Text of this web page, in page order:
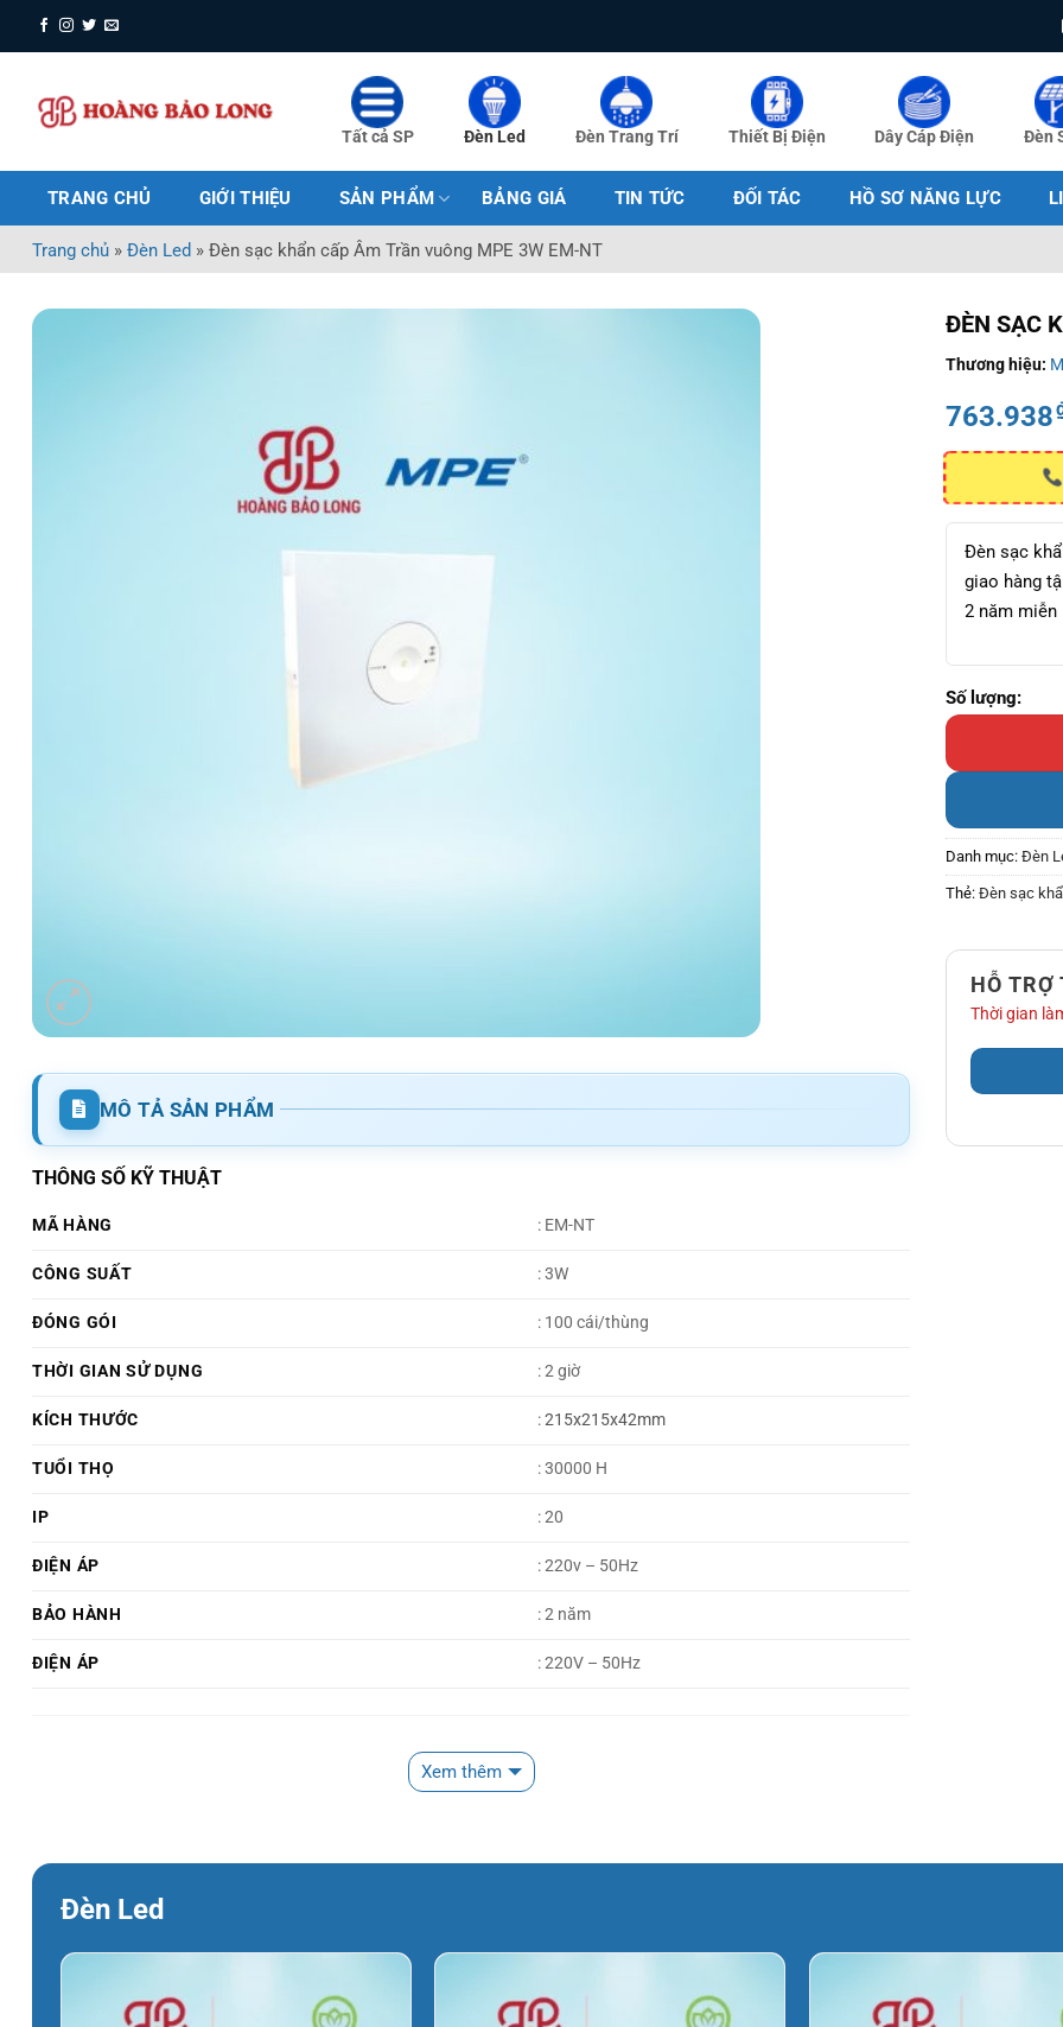
dung
Tất cả SP Đèn Led Đèn Trang Trí Thiết Bị Điện Dây Cáp Điện Đèn
TRANG CHỦ GIỚI THIỆU SẢN PHẨM BẢNG GIÁ TIN TỨC ĐỐI TÁC HỒ SƠ NĂNG LỰC
Trang chủ » Đèn Led » Đèn sạc khẩn cấp Âm Trần vuông MPE 3W EM-NT
MÔ TẢ SẢN PHẨM
THÔNG SỐ KỸ THUẬT
MÃ HÀNG : EM-NT
CÔNG SUẤT : 3W
ĐÓNG GÓI : 100 cái/thùng
THỜI GIAN SỬ DỤNG : 2 giờ
KÍCH THƯỚC :215x215x42mm
TUỔI THỌ : 30000 H
IP : 20
ĐIỆN ÁP : 220v – 50Hz
BẢO HÀNH : 2 năm
ĐIỆN ÁP : 220V – 50Hz
Xem thêm
ĐÈN SẠC
Thương hiệu:
763.938
Đèn sạc
giao hàng
2 năm miễn
Đèn sạc khẩn
Danh mục: Đèn
Thẻ: Đèn sạc
HỖ TRỢ
Thời gian
Đèn Led